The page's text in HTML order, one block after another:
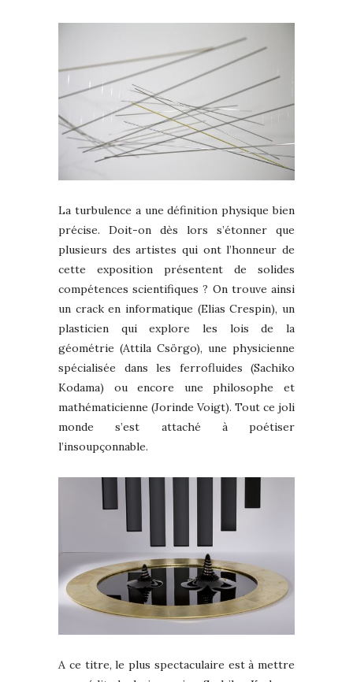
La turbulence a une définition physique bien
précise. Doit-on dès lors s’étonner que
plusieurs des artistes qui ont l’honneur de
cette exposition présentent de solides
compétences scientifiques ? On trouve ainsi
un crack en informatique (Elias Crespin), un
plasticien qui explore les lois de la
géométrie (Attila Csörgo), une physicienne
spécialisée dans les ferrofluides (Sachiko
Kodama) ou encore une philosophe et
mathématicienne (Jorinde Voigt). Tout ce joli
monde s’est attaché à poétiser
l’insoupçonnable.
A ce titre, le plus spectaculaire est à mettre